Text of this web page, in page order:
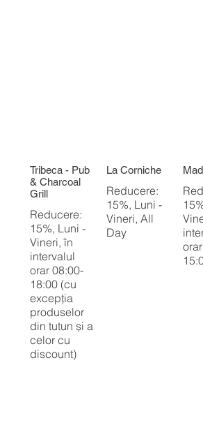
Tribeca - Pub
& Charcoal
Grill
Reducere:
15%, Luni -
Vineri, în
intervalul
orar 08:00-
18:00 (cu
excepția
produselor
din tutun și a
celor cu
discount)
La Corniche
Reducere:
15%, Luni -
Vineri, All
Day